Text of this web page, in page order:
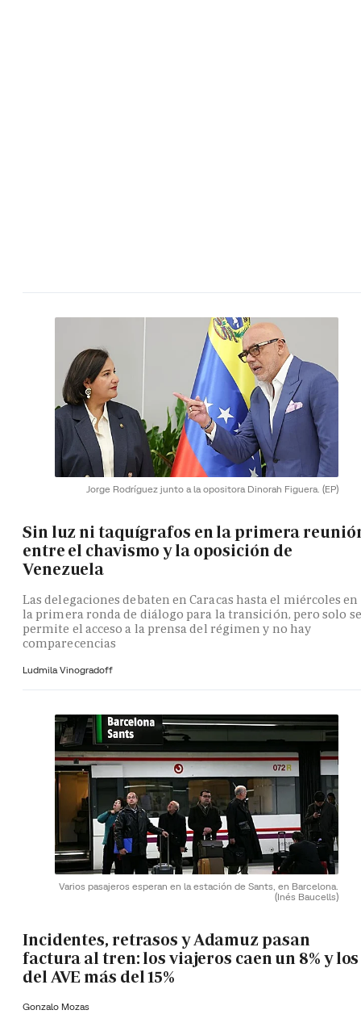
Jorge Rodríguez junto a la opositora Dinorah Figuera. (EP)
Sin luz ni taquígrafos en la primera
entre el chavismo y la oposición de
Venezuela
Las delegaciones debaten en Caracas hasta el miércoles en
la primera ronda de diálogo para la transición, pero solo se
permite el acceso a la prensa del régimen y no hay
comparecencias
Ludmila Vinogradoff
Varios pasajeros esperan en la estación de Sants, en Barcelona.
(Inés Baucells)
Incidentes, retrasos y Adamuz pasan
factura al tren: los viajeros caen un 8% y los
del AVE más del 15%
Gonzalo Mozas